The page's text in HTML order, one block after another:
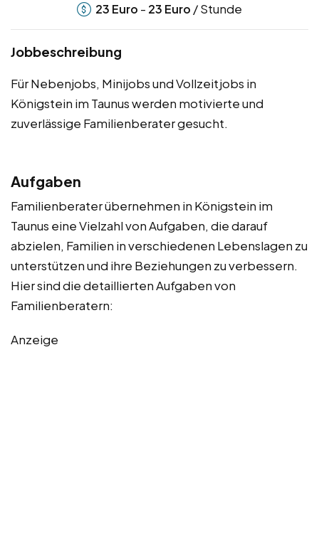
23 Euro - 23 Euro / Stunde
Jobbeschreibung
Für Nebenjobs, Minijobs und Vollzeitjobs in
Königstein im Taunus werden motivierte und
zuverlässige Familienberater gesucht.
Aufgaben
Familienberater übernehmen in Königstein im
Taunus eine Vielzahl von Aufgaben, die darauf
abzielen, Familien in verschiedenen Lebenslagen zu
unterstützen und ihre Beziehungen zu verbessern.
Hier sind die detaillierten Aufgaben von
Familienberatern:
Anzeige